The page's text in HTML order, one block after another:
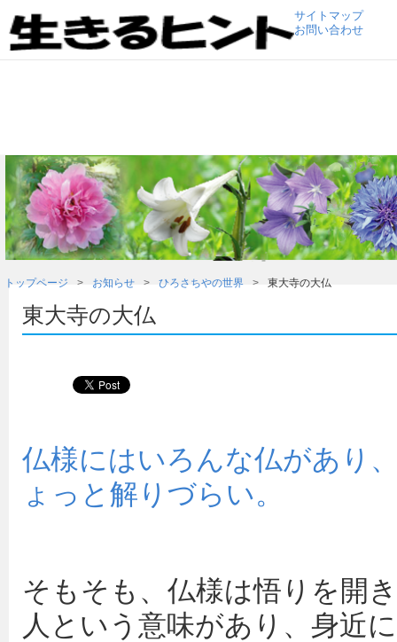
サイトマップ
お問い合わせ
トップページ お知らせ ひろさちやの世界 東大寺の大仏
東大寺の大仏
仏様にはいろんな仏があり
ょっと解りづらい。
そもそも、仏様は悟りを開
人という意味があり、身近